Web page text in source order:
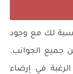
لك مع وجود
جميع الجوانب.
في إرضاء